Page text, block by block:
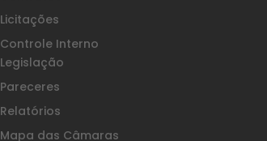
Licitações
Controle Interno
Legislação
Pareceres
Relatórios
Mapa das Câmaras